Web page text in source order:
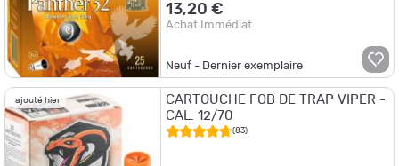
13,20 €
Achat Immédiat
Neuf - Dernier exemplaire
ajouté hier
CARTOUCHE FOB DE TRAP VIPER -
CAL. 12/70
(83)